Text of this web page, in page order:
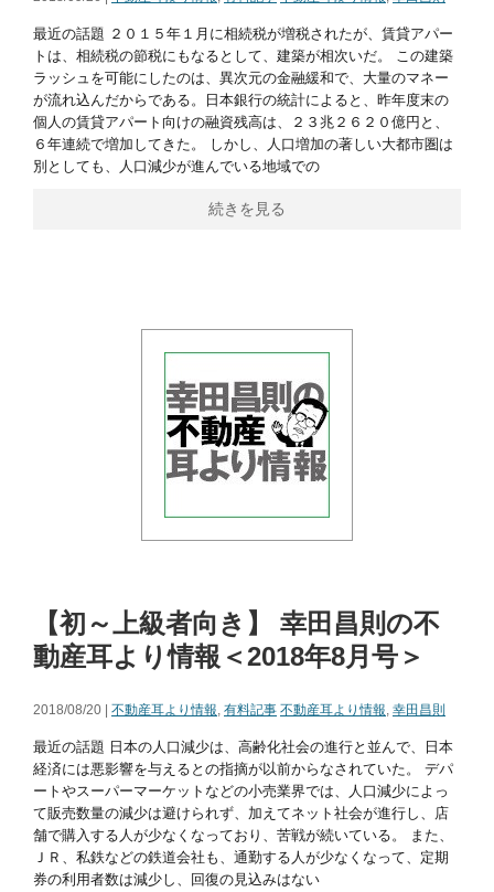
最近の話題 ２０１５年１月に相続税が増税されたが、賃貸アパー
トは、相続税の節税にもなるとして、建築が相次いだ。 この建築
ラッシュを可能にしたのは、異次元の金融緩和で、大量のマネー
が流れ込んだからである。日本銀行の統計によると、昨年度末の
個人の賃貸アパート向けの融資残高は、２３兆２６２０億円と、
６年連続で増加してきた。 しかし、人口増加の著しい大都市圏は
別としても、人口減少が進んでいる地域での
続きを見る
【初～上級者向き】 幸田昌則の不
動産耳より情報＜2018年8月号＞
2018/08/20 | 不動産耳より情報, 有料記事 不動産耳より情報, 幸田昌則
最近の話題 日本の人口減少は、高齢化社会の進行と並んで、日本
経済には悪影響を与えるとの指摘が以前からなされていた。 デパ
ートやスーパーマーケットなどの小売業界では、人口減少によっ
て販売数量の減少は避けられず、加えてネット社会が進行し、店
舗で購入する人が少なくなっており、苦戦が続いている。 また、
ＪＲ、私鉄などの鉄道会社も、通勤する人が少なくなって、定期
券の利用者数は減少し、回復の見込みはない